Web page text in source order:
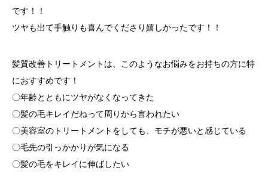
です！！
ツヤも出て手触りも喜んでくださり嬉しかったです！！
髪質改善トリートメントは、このようなお悩みをお持ちの方に特
におすすめです！
〇年齢とともにツヤがなくなってきた
〇髪の毛キレイだねって周りから言われたい
〇美容室のトリートメントをしても、モチが悪いと感じている
〇毛先の引っかかりが気になる
〇髪の毛をキレイに伸ばしたい